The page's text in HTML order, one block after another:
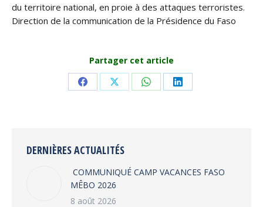
du territoire national, en proie à des attaques terroristes.
Direction de la communication de la Présidence du Faso
Partager cet article
Share Share Share Share
DERNIÈRES ACTUALITÉS
COMMUNIQUÉ CAMP VACANCES FASO
MÊBO 2026
8 août 2026